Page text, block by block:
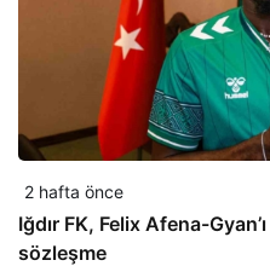
2 hafta önce
Iğdır FK, Felix Afena-
sözleşme